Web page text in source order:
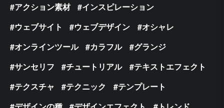
アクション素材
インスピレーション
ウェブサイト
ウェブデザイン
オシャレ
オンラインツール
カラフル
グランジ
サンセリフ
チュートリアル
テキストエフェクト
テクスチャ
テクニック
テンプレート